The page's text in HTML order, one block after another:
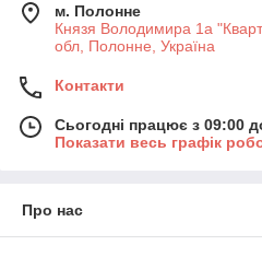
м. Полонне
Князя Володимира 1а
обл, Полонне, Україна
Контакти
Сьогодні працює з 09:00
Показати весь графік
Про нас